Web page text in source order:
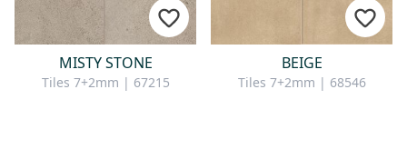
MISTY STONE
Tiles 7+2mm | 67215
BEIGE
Tiles 7+2mm | 68546